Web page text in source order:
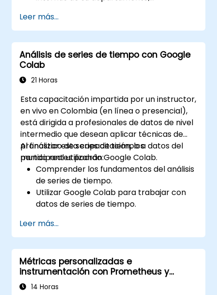
Leer más...
Análisis de series de tiempo con Google
Colab
21 Horas
Esta capacitación impartida por un instructor,
en vivo en Colombia (en línea o presencial),
está dirigida a profesionales de datos de nivel
intermedio que desean aplicar técnicas de
pronóstico de series de tiempo a datos del
mundo real utilizando Google Colab.
Al finalizar esta capacitación, los
participantes podrán:
Comprender los fundamentos del análisis
de series de tiempo.
Utilizar Google Colab para trabajar con
datos de series de tiempo.
tendencias de datos.
Aprovechar la biblioteca Prophet de
Facebook para pronósticos flexibles.
Visualizar datos de series de tiempo y
resultados de pronósticos.
Leer más...
Métricas personalizadas e
instrumentación con Prometheus y
Grafana
14 Horas